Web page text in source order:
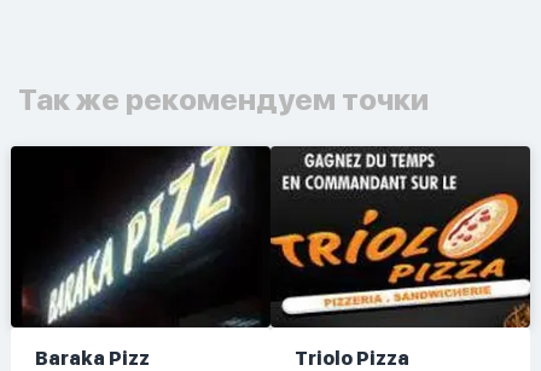
Так же рекомендуем точки
Baraka Pizz Triolo Pizza